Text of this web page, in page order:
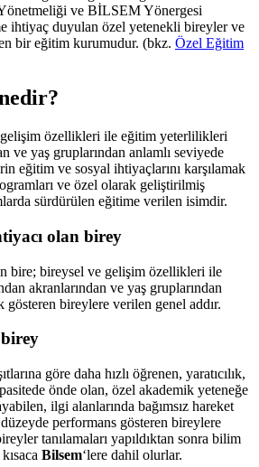
ve BİLSEM Yönergesi
ihtiyaç duyulan özel yetenekli bireyler ve
bir eğitim kurumudur. (bkz. Özel Eğitim
özellikleri ile eğitim yeterlilikleri
ve yaş gruplarından anlamlı seviyede
eğitim ve sosyal ihtiyaçlarını karşılamak
ve özel olarak geliştirilmiş
sürdürülen eğitime verilen isimdir.
olan birey
bire; bireysel ve gelişim özellikleri ile
akranlarından ve yaş gruplarından
gösteren bireylere verilen genel addır.
göre daha hızlı öğrenen, yaratıcılık,
önde olan, özel akademik yeteneğe
ilgi alanlarında bağımsız hareket
performans gösteren bireylere
tanılamaları yapıldıktan sonra bilim
Bilsem‘lere dahil olurlar.